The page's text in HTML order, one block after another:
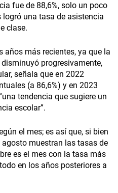
fue de 88,6%, solo un poco
una tasa de asistencia
clase.
años más recientes, ya que la
progresivamente,
señala que en 2022
(a 86,6%) y en 2023
tendencia que sugiere un
escolar”.
el mes; es así que, si bien
muestran las tasas de
es el mes con la tasa más
en los años posteriores a